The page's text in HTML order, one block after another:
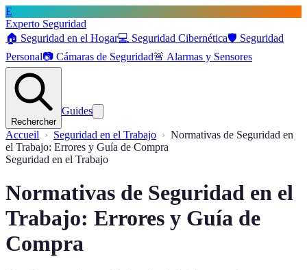
E
Experto Seguridad
🏠 Seguridad en el Hogar💻 Seguridad Cibernética🛡️ Seguridad
Personal📷 Cámaras de Seguridad🚨 Alarmas y Sensores
Rechercher
Guides
Accueil Seguridad en el Trabajo
Normativas de Seguridad en
el Trabajo: Errores y Guía de Compra
Seguridad en el Trabajo
Normativas de Seguridad en el
Trabajo: Errores y Guía de
Compra